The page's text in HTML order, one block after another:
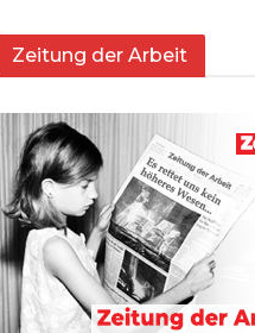
Zeitung der Arbeit